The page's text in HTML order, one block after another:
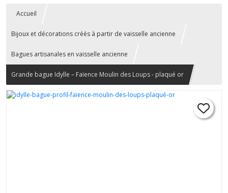
Accueil
Bijoux et décorations créés à partir de vaisselle ancienne
Bagues artisanales en vaisselle ancienne
Grande bague Idylle – Faïence Moulin des Loups - plaqué or